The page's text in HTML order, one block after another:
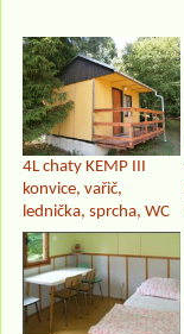
4L chaty KEMP III
konvice, vařič,
lednička, sprcha, WC